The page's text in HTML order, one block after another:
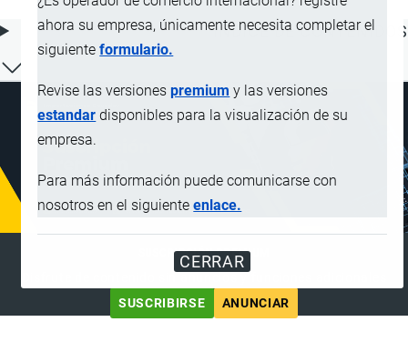
ahora su empresa, únicamente necesita completar el
siguienteformulario.
Revise las versionespremium y las versiones
estandar disponibles para la visualización de su
empresa.
Para más información puede comunicarse con
nosotros en el siguienteenlace.
CERRAR
ÍNDICE DE CONTENIDOS
SUSCRIPCIÓN PREMIUM
SUSCRIBIRSE
ANUNCIAR